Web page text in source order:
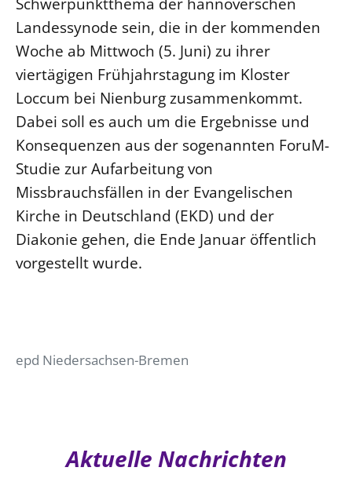
Landessynode sein, die in der kommenden
Woche ab Mittwoch (5. Juni) zu ihrer
viertägigen Frühjahrstagung im Kloster
Loccum bei Nienburg zusammenkommt.
Dabei soll es auch um die Ergebnisse und
Konsequenzen aus der sogenannten ForuM-
Studie zur Aufarbeitung von
Missbrauchsfällen in der Evangelischen
Kirche in Deutschland (EKD) und der
Diakonie gehen, die Ende Januar öffentlich
vorgestellt wurde.
epd Niedersachsen-Bremen
Aktuelle Nachrichten